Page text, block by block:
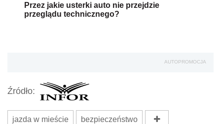
Przez jakie usterki auto nie przejdzie
przeglądu technicznego?
AUTOPROMOCJA
Źródło:
jazda w mieście bezpieczeństwo